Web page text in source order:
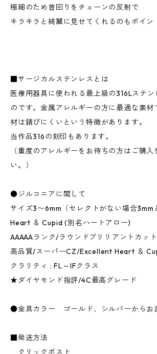
極細のため首回りをチェーンの反射で
キラキラと綺麗に見せてくれるのもポイン
■サージカルステンレスとは
医療用器具に使われる最上級の316Lステン
のです。金属アレルギーの方に最適な素材
材は錆びにくいという特徴があります。
当作品316の刻印もあります。
（重度のアレルギーをお待ちの方はご購入
い。）
●ジルコニアに関して
サイズ3〜6mm（セレクトがない場合3mm
Heart ＆ Cupid (別名ハートアロー)
AAAAAランク/ラウンドブリリアントカット
高品質/スーパーCZ/Excellent Heart ＆
クラリティ : FL～IFクラス
★ダイヤモンド指評/4C最高グレード
●金具カラー ゴールド、シルバーからお
■発送方法
クリックポスト